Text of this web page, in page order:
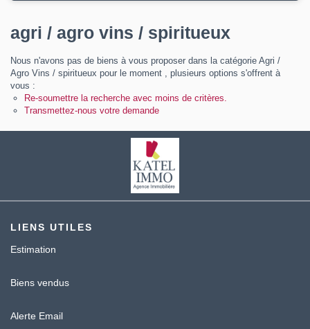
Guide de l'immo
Contact
agri / agro vins / spiritueux
Nous n'avons pas de biens à vous proposer dans la catégorie Agri /
Agro Vins / spiritueux pour le moment , plusieurs options s'offrent à
vous :
Re-soumettre la recherche avec moins de critères.
Transmettez-nous votre demande
LIENS UTILES
Estimation
Biens vendus
Alerte Email